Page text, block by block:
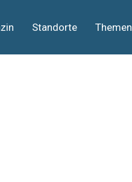
Standorte Themen